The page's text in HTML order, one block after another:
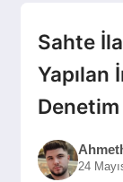
Sahte
Yapılan
Denetim
24